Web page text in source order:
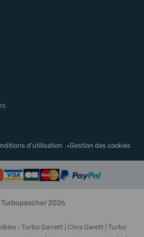
d'utilisation Gestion des cookies
2026
: Turbo Garrett Chra Garett Turbo